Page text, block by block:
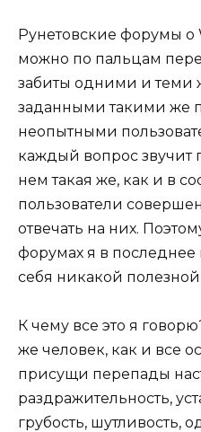
Рунетовские форумы о
можно по пальцам
забиты одними и теми
заданными такими же
неопытными
каждый вопрос звучит
нем такая же, как и в
пользователи
отвечать на них.
форумах я в
себя никакой
К чему все это я
же человек, как и все
присущи перепады
раздражительность,
грубость, шутливость,